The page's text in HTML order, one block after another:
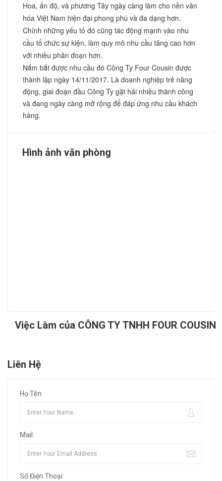
Hoa, ấn độ, và phương Tây ngày càng làm cho nền văn
hóa Việt Nam hiện đại phong phú và đa dạng hơn.
Chính những yếu tố đó cũng tác động mạnh vào nhu
cầu tổ chức sự kiện, làm quy mô nhu cầu tăng cao hơn
với nhiều phân đoạn hơn.
Nắm bắt được nhu cầu đó Công Ty Four Cousin được
thành lập ngày 14/11/2017. Là doanh nghiệp trẻ năng
động, giai đoạn đầu Công Ty gặt hái nhiều thành công
và đang ngày càng mở rộng để đáp ứng nhu cầu khách
hàng.
Hình ảnh văn phòng
Việc Làm của CÔNG TY TNHH FOUR COUSIN
Liên Hệ
Họ Tên:
Mail:
Số Điện Thoại: